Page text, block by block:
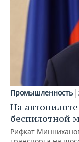
Промышленность
На
беспилотной
Рифкат